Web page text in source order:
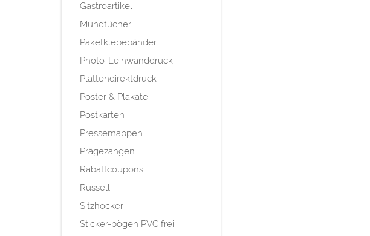
Gastroartikel
Mundtücher
Paketklebebänder
Photo-Leinwanddruck
Plattendirektdruck
Poster & Plakate
Postkarten
Pressemappen
Prägezangen
Rabattcoupons
Russell
Sitzhocker
Sticker-bögen PVC frei